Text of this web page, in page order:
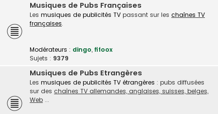
Musiques de Pubs Françaises
Les musiques de publicités TV passant sur les chaînes TV
françaises.
Modérateurs : dingo, fifoox
Sujets : 9379
Musiques de Pubs Etrangères
Les musiques de publicités TV étrangères : pubs diffusées
sur des chaînes TV allemandes, anglaises, suisses, belges,
Web ...